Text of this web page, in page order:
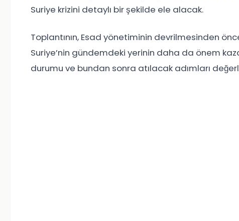
Suriye krizini detaylı bir şekilde ele alacak.
Toplantının, Esad yönetiminin devrilmesinden
Suriye’nin gündemdeki yerinin daha da önem
durumu ve bundan sonra atılacak adımları